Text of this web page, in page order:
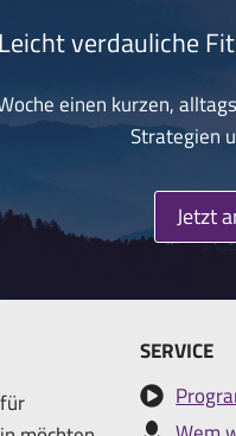
Leicht verdauliche
einen kurzen,
Strategien
Jetzt
SERVICE